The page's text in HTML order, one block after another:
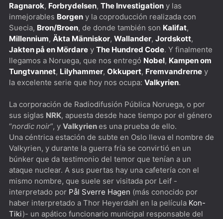
Dimensión Desconocida
The Playlist [****] Spotify desde todo punto de vista
Biography: KISStory [****] Imperdible para cualquier
miembro del Kiss Army
The Peripheral [*****] De los creadores de Westworld
DogMan [****]Besson que ladra no muerde
Succession [****] ¿Se puede heredar el poder?
Ragnarok, Forbrydelsen, The Investigation y las
inmejorables Borgen y la coproducción realizada con
Suecia, Bron/Broen, de donde también son Kalifat,
Millennium, Äkta Människor, Wallander, Jordskott,
Jakten på en Mördare y The Hundred Code. Y finalmente
llegamos a Noruega, que nos entregó Nobel, Kampen om
Tungtvannet, Lilyhammer, Okkupert, Fremvandrerne y
la excelente serie que hoy nos ocupa: Valkyrien.
La corporación de Radiodifusión Pública Noruega, o por
sus siglas NRK, apuesta desde hace tiempo por el género
“nordic noir”, y Valkyrien es una prueba de ello.
Una céntrica estación de subte en Oslo lleva el nombre de
Valkyrien, y durante la guerra fría se convirtió en un
búnker que da testimonio del temor que tenían a un
ataque nuclear. A sus puertas hay una cafetería con el
mismo nombre, que suele ser visitada por Leif -
interpretado por Pål Sverre Hagen (más conocido por
haber interpretado a Thor Heyerdahl en la película Kon-
Tiki)- un apático funcionario municipal responsable del